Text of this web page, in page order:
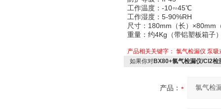
工作温度：-10∽45℃
工作湿度：5-90%RH
尺寸：180mm（长）×80mm
重量：约4Kg（带铝塑板箱子
产品相关关键字： 氯气检漏仪 泵吸
如果你对BX80+氯气检漏仪/Cl2检
产品：